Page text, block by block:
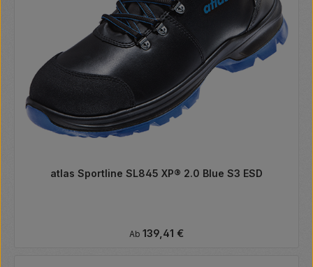
atlas Sportline SL845 XP® 2.0 Blue S3 ESD
Regulärer Preis:
Ab 139,41 €